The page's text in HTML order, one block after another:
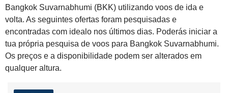
Bangkok Suvarnabhumi (BKK) utilizando voos de ida e
volta. As seguintes ofertas foram pesquisadas e
encontradas com idealo nos últimos dias. Poderás iniciar a
tua própria pesquisa de voos para Bangkok Suvarnabhumi.
Os preços e a disponibilidade podem ser alterados em
qualquer altura.